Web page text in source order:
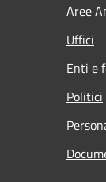
Aree
Uffici
Enti e
Politici